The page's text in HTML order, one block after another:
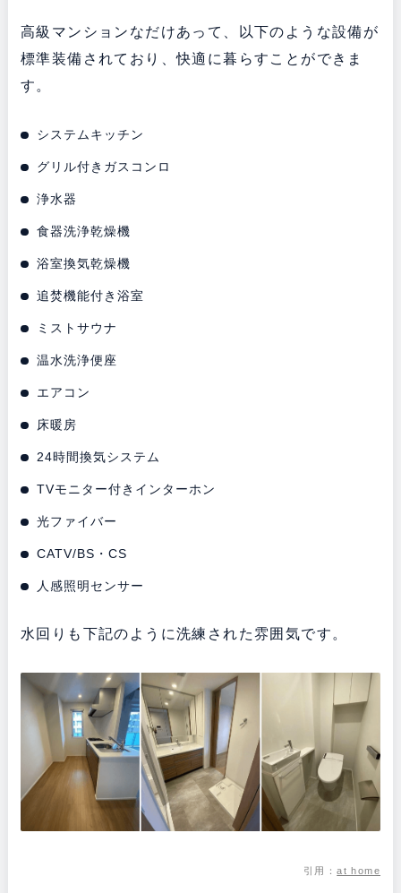
高級マンションなだけあって、以下のような設備が
標準装備されており、快適に暮らすことができま
す。
システムキッチン
グリル付きガスコンロ
浄水器
食器洗浄乾燥機
浴室換気乾燥機
追焚機能付き浴室
ミストサウナ
温水洗浄便座
エアコン
床暖房
24時間換気システム
TVモニター付きインターホン
光ファイバー
CATV/BS・CS
人感照明センサー
水回りも下記のように洗練された雰囲気です。
引用：at home